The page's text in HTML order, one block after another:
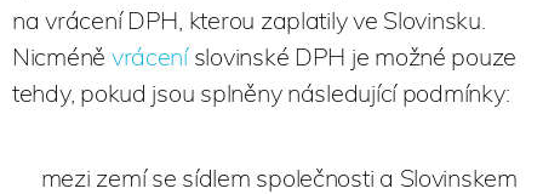
na vrácení DPH, kterou zaplatily ve Slovinsku.
Nicméně vráceníslovinské DPH je možné pouze
tehdy, pokud jsou splněny následující podmínky:
mezi zemí se sídlem společnosti a Slovinskem